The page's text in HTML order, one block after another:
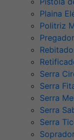
Plaina
Politriz
Pregador
Serra
Serra
Serra
Serra
Serra